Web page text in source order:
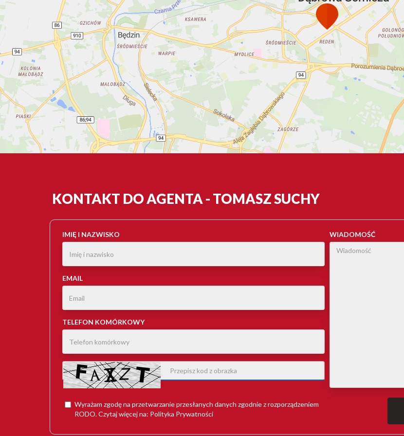
KONTAKT DO AGENTA - TOMASZ SUCHY
IMIĘ I NAZWISKO
EMAIL
TELEFON KOMÓRKOWY
Wyrażam zgodę na przetwarzanie przesłanych danych zgodnie z rozporządzeniem
RODO. Czytaj więcej na: Polityka Prywatności
WIADOMOŚĆ